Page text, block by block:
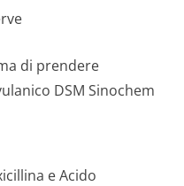
di prendere
DSM Sinochem
e Acido